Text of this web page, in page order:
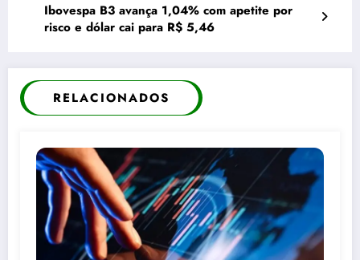
Ibovespa B3 avança 1,04% com apetite por
risco e dólar cai para R$ 5,46
RELACIONADOS